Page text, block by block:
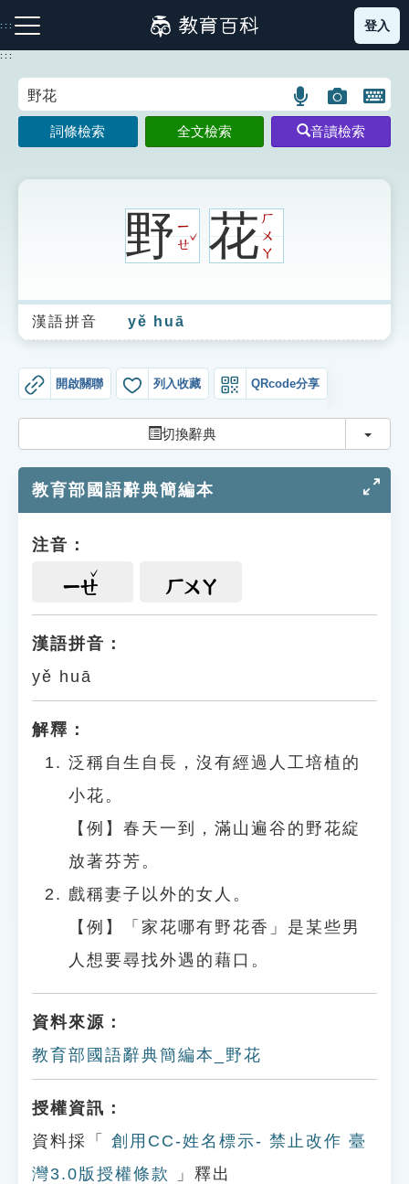
到
主
:::
注音索引圖示 筆畫索引圖示 部首索引表圖示
生字詞彙表
成語故事
索引選單
單字索引
遊戲專區
貓頭鷹博士
登入
:::
語
言
搜
圖
片
搜
開
鍵
圖
詞條檢索 全文檢索 音讀檢索
野ㄧ
ㄝ
ˇ花ㄏ
ㄨ
ㄚ
漢語拼音 yě huā
開啟關聯 列入收藏 QRcode分享
切換辭典 切換
教育部國語辭典簡編本
注音：
ㄧㄝ ㄏㄨㄚ
漢語拼音：
yě huā
解釋：
泛稱自生自長，沒有經過人工培植的
小花。
【例】春天一到，滿山遍谷的野花綻
放著芬芳。
戲稱妻子以外的女人。
【例】「家花哪有野花香」是某些男
人想要尋找外遇的藉口。
資料來源：
教育部國語辭典簡編本_野花
授權資訊：
資料採「
創用CC-姓名標示- 禁止改作 臺
灣3.0版授權條款
」釋出